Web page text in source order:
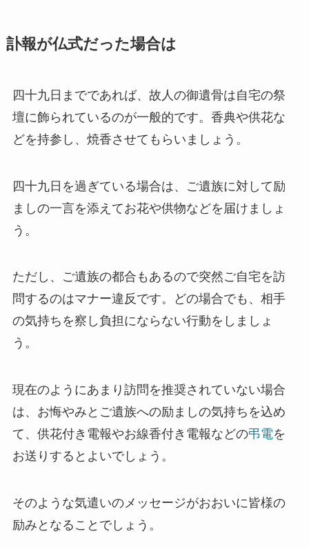
ハーバリウム
ソープフラワー
越前和紙
和柄・和風
プレミアムギフト
カタログギフト
観葉植物
胡蝶蘭セット
訃報が仏式だった場合は
四十九日までであれば、故人の御遺骨は自宅の祭
壇に飾られているのが一般的です。香典や供花な
どを持参し、焼香させてもらいましょう。
四十九日を過ぎている場合は、ご遺族に対して励
ましの一言を添えてお花や供物などを届けましょ
う。
ただし、ご遺族の都合もあるので突然ご自宅を訪
問するのはマナー違反です。どの場合でも、相手
の気持ちを察し負担にならない行動をしましょ
う。
現在のようにあまり訪問を推奨されていない場合
は、お悔やみとご遺族への励ましの気持ちを込め
て、供花付き電報やお線香付き電報などの弔電を
お送りするとよいでしょう。
そのような気遣いのメッセージがおおいに皆様の
励みとなることでしょう。